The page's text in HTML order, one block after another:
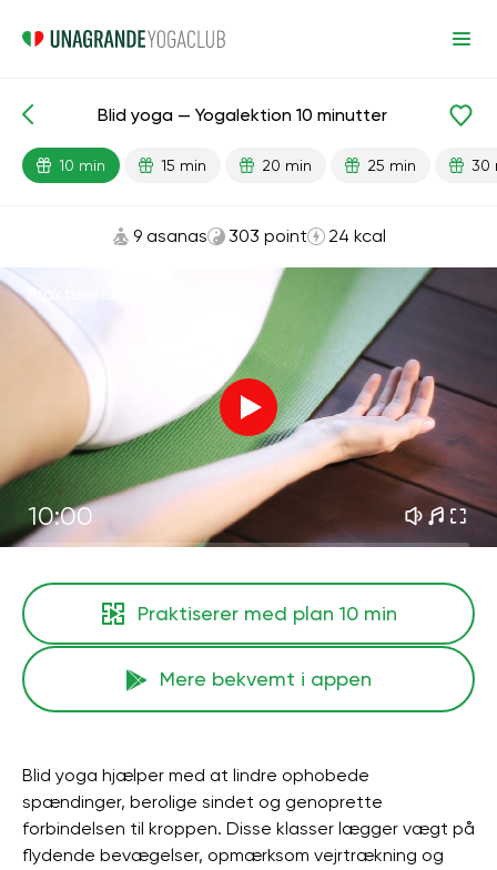
Færdiglavede lektioner Begyndelse Fleksibilitet
Blid yoga — Yogalektion 10 minutter
10 min 15 min 20 min 25 min 30
9 asanas 303 point 24 kcal
10:00
Praktiserer med plan 10 min
Mere bekvemt i appen
Blid yoga hjælper med at lindre ophobede
spændinger, berolige sindet og genoprette
forbindelsen til kroppen. Disse klasser lægger vægt på
flydende bevægelser, opmærksom vejrtrækning og